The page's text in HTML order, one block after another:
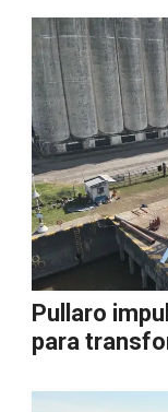
Pullaro
para